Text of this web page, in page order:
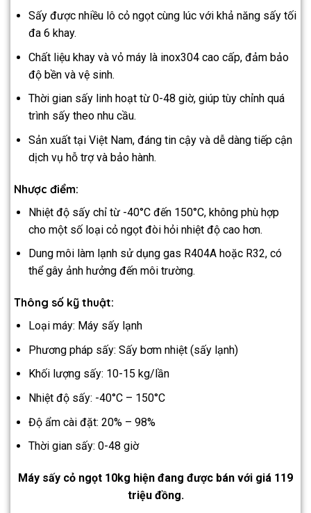
Sấy được nhiều lô cỏ ngọt cùng lúc với khả năng sấy tối
đa 6 khay.
Chất liệu khay và vỏ máy là inox304 cao cấp, đảm bảo
độ bền và vệ sinh.
Thời gian sấy linh hoạt từ 0-48 giờ, giúp tùy chỉnh quá
trình sấy theo nhu cầu.
Sản xuất tại Việt Nam, đáng tin cậy và dễ dàng tiếp cận
dịch vụ hỗ trợ và bảo hành.
Nhược điểm:
Nhiệt độ sấy chỉ từ -40°C đến 150°C, không phù hợp
cho một số loại cỏ ngọt đòi hỏi nhiệt độ cao hơn.
Dung môi làm lạnh sử dụng gas R404A hoặc R32, có
thể gây ảnh hưởng đến môi trường.
Thông số kỹ thuật:
Loại máy: Máy sấy lạnh
Phương pháp sấy: Sấy bơm nhiệt (sấy lạnh)
Khối lượng sấy: 10-15 kg/lần
Nhiệt độ sấy: -40°C – 150°C
Độ ẩm cài đặt: 20% – 98%
Thời gian sấy: 0-48 giờ
Máy sấy cỏ ngọt 10kg hiện đang được bán với giá 119
triệu đồng.